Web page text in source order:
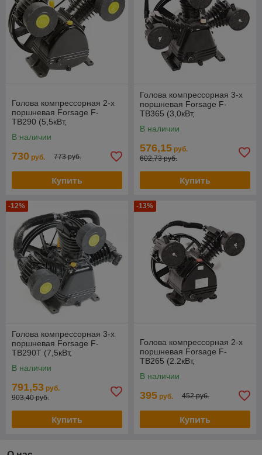
Голова компрессорная 2-х
поршневая Forsage F-
TB290 (5,5кВт,
мин, давление 8бар)
В наличии
730 руб. 773 руб.
Купить
Голова компрессорная 3-х
поршневая Forsage F-
TB365 (3,0кВт,
мин, давление 8бар)
В наличии
576,15 руб.
602,73 руб.
Купить
-12%
Голова компрессорная 3-х
поршневая Forsage F-
TB290T (7,5кВт,
мин, давление 12,5бар)
В наличии
791,53 руб.
903,40 руб.
Купить
-13%
Голова компрессорная 2-х
поршневая Forsage F-
TB265 (2.2кВт,
мин, давление 8бар)
В наличии
395 руб. 452 руб.
Купить